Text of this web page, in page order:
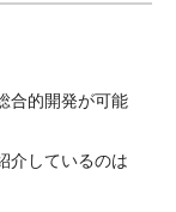
合的開発が可能
介しているのは